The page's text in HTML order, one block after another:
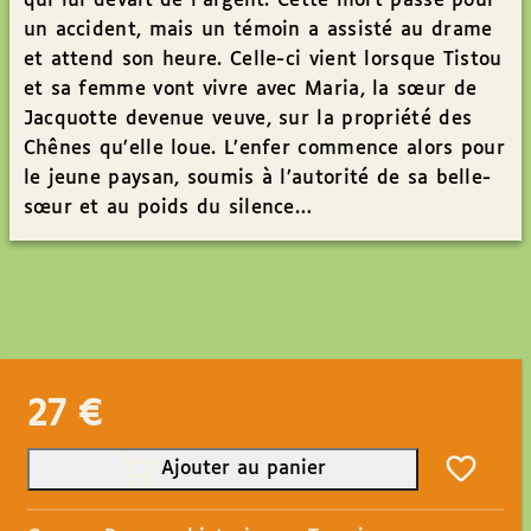
un accident, mais un témoin a assisté au drame
et attend son heure. Celle-ci vient lorsque Tistou
et sa femme vont vivre avec Maria, la sœur de
Jacquotte devenue veuve, sur la propriété des
Chênes qu’elle loue. L’enfer commence alors pour
le jeune paysan, soumis à l’autorité de sa belle-
sœur et au poids du silence…
27 €
Ajouter au panier